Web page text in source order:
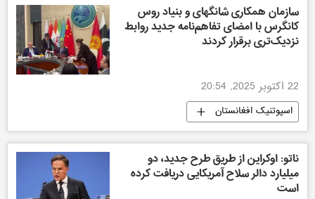
سازمان همکاری شانگهای و بنیاد روس
کانگرس با امضای تفاهم‌نامه جدید روابط
نزدیک‌تری برقرار کردند
22 اکتوبر 2025, 20:54
اسپوتنیک افغانستان
ناتو: اوکراین از طریق طرح جدید، دو
میلیارد دالر سلاح آمریکایی دریافت کرده
است